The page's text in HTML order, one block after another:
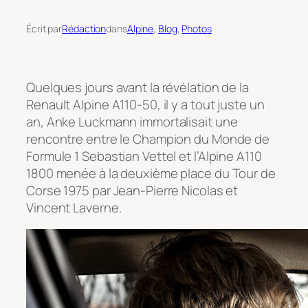
Écrit parRédactiondansAlpine, Blog, Photos
Quelques jours avant la révélation de la
Renault Alpine A110-50, il y a tout juste un
an, Anke Luckmann immortalisait une
rencontre entre le Champion du Monde de
Formule 1 Sebastian Vettel et l’Alpine A110
1800 menée à la deuxième place du Tour de
Corse 1975 par Jean-Pierre Nicolas et
Vincent Laverne.